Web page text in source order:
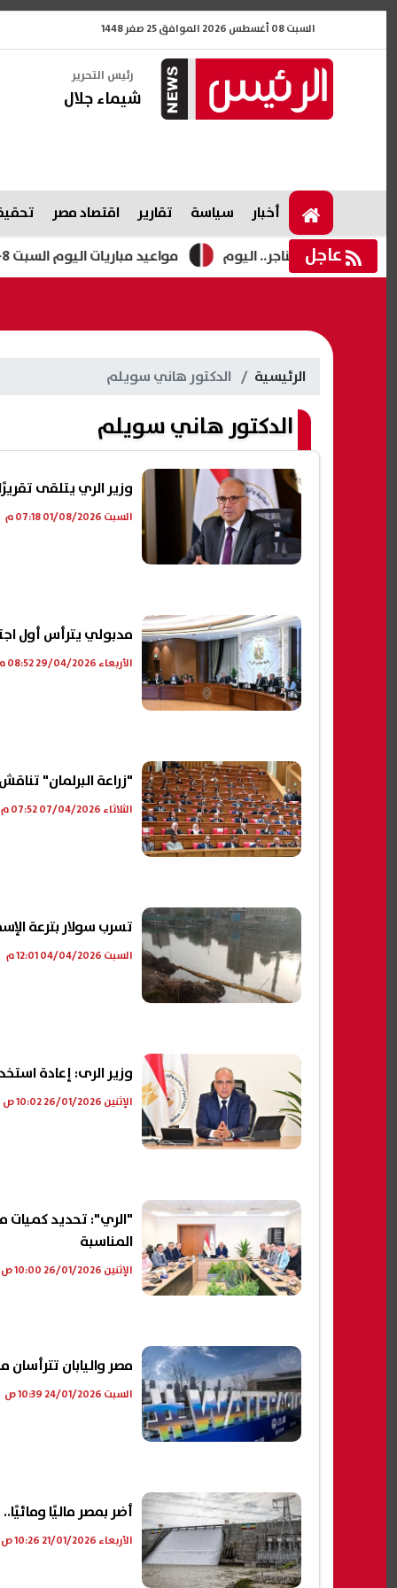
السبت 08 أغسطس 2026 الموافق 25 صفر 1448
رئيس التحرير
شيماء جلال
أخبار سياسة تقارير اقتصاد مصر
عاجل مواعيد مباريات اليوم السبت 8-8-2026 والقنوات الناقلة اليوم
الرئيسية الدكتور هاني سويلم
الدكتور هاني سويلم
وزير الري يتلقى
السبت 01/08/2026 07:18 م
مدبولي يترأس أول
الأربعاء 29/04/2026 08:52 م
"زراعة البرلمان"
الثلاثاء 07/04/2026 07:52 م
تسرب سولار بترعة
السبت 04/04/2026 12:01 م
وزير الرى: إعادة استخدام 23.20 مليار متر مكعب سنويًا من المياه لسد
الإثنين 26/01/2026 10:02 ص
"الري": تحديد كميات
المناسبة
الإثنين 26/01/2026 10:00 ص
مصر واليابان تترأسان
السبت 24/01/2026 10:39 ص
أضر بمصر ماليًا
الأربعاء 21/01/2026 10:26 ص